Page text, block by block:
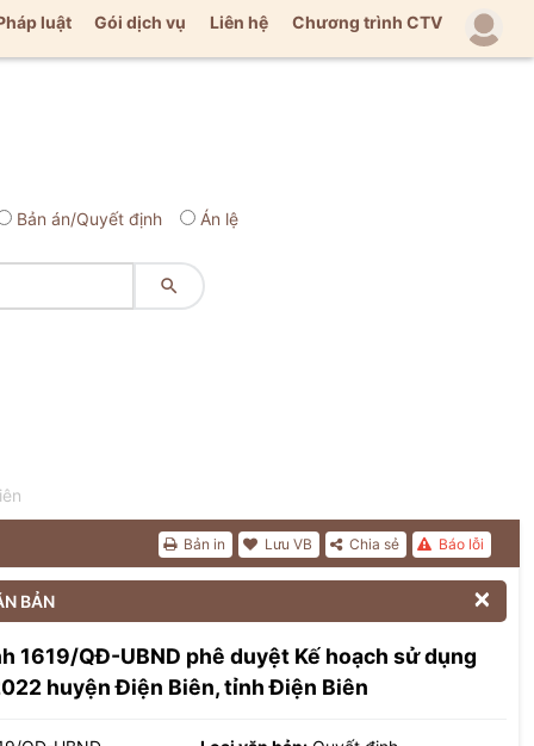
luật Gói dịch vụ Liên hệ Chương trình CTV
Bản án/Quyết định Án lệ

Báo lỗi
Chia sẻ
Lưu VB
Bản in
BẢN 
1619/QĐ-UBND phê duyệt Kế hoạch sử dụng
huyện Điện Biên, tỉnh Điện Biên